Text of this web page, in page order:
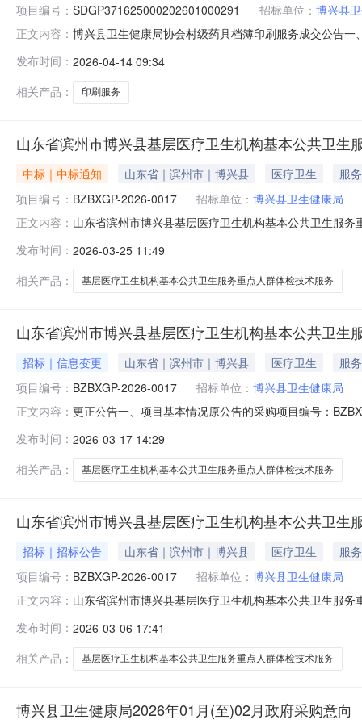
项目编号： SDGP371625000202601000291 招标单位： 博兴县
正文内容： 博兴县卫生健康局协会村级药具档簿印刷服务成交公告
秋街道办事处西隅村印刷厂1.00000019800.000000元七
发布时间： 2026-04-14 09:34
相关产品：
印刷服务
山东省滨州市博兴县基层医疗卫生机构基本公共卫
中标｜中标通知 山东省｜滨州市｜博兴县 医疗卫生
服务
项目编号： BZBXGP-2026-0017 招标单位： 博兴县卫生健康局
正文内容： 山东省滨州市博兴县基层医疗卫生机构基本公共卫生服
信息：包号采购内容供应商名称地址中标品牌中标金额
发布时间： 2026-03-25 11:49
相关产品：
基层医疗卫生机构基本公共卫生服务重点人群体检技术服务
山东省滨州市博兴县基层医疗卫生机构基本公共卫生
招标｜信息变更 山东省｜滨州市｜博兴县 医疗卫生
服务
项目编号： BZBXGP-2026-0017 招标单位： 博兴县卫生健康局
正文内容： 更正公告一、项目基本情况原公告的采购项目编号：
容：山东省滨州市博兴县基层医疗卫生机构基本公共卫
发布时间： 2026-03-17 14:29
相关产品：
基层医疗卫生机构基本公共卫生服务重点人群体检技术服务
山东省滨州市博兴县基层医疗卫生机构基本公共卫
招标｜招标公告 山东省｜滨州市｜博兴县 医疗卫生
服务
项目编号： BZBXGP-2026-0017 招标单位： 博兴县卫生健康局
正文内容： 山东省滨州市博兴县基层医疗卫生机构基本公共卫生服
0017山东政府采购信息公开平台项目编号：
发布时间： 2026-03-06 17:41
相关产品：
基层医疗卫生机构基本公共卫生服务重点人群体检技术服务
博兴县卫生健康局2026年01月(至)02月政府采购意向